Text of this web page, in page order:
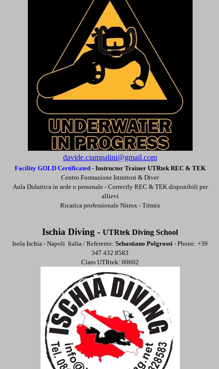
davide.ciampalini@gmail.com
Facility GOLD Certificated - Instructor Trainer UTRtek REC & TEK
Centro Formazione Istruttori & Diver
Aula Didattica in sede o personale -Correctly REC & TEK disponibili per
allievi
Ricarica professionale Nitrox - Trimix
Ischia Diving -UTRtek Diving School
Isola Ischia - Napoli Italia / Referente:Sebastiano Polgrossi - Phone: +39
347 432 8583
Claro UTRtek: 00602